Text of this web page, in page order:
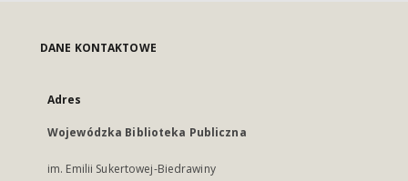
DANE KONTAKTOWE
Adres
Wojewódzka Biblioteka Publiczna
im. Emilii Sukertowej-Biedrawiny